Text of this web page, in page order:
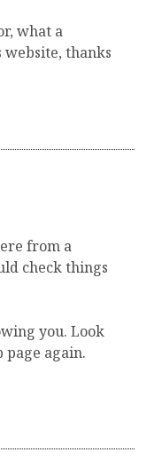
what a
thanks
from a
check things
you. Look
again.